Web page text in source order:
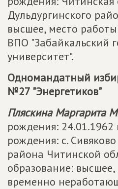
Дульдургинского
высшее, место
ВПО "Забайкальский
университет".
Одномандатный
№27 "Энергетиков"
Пляскина Маргарита
рождения: 24.01.1962
рождения: с.
района Читинской
образование:
временно